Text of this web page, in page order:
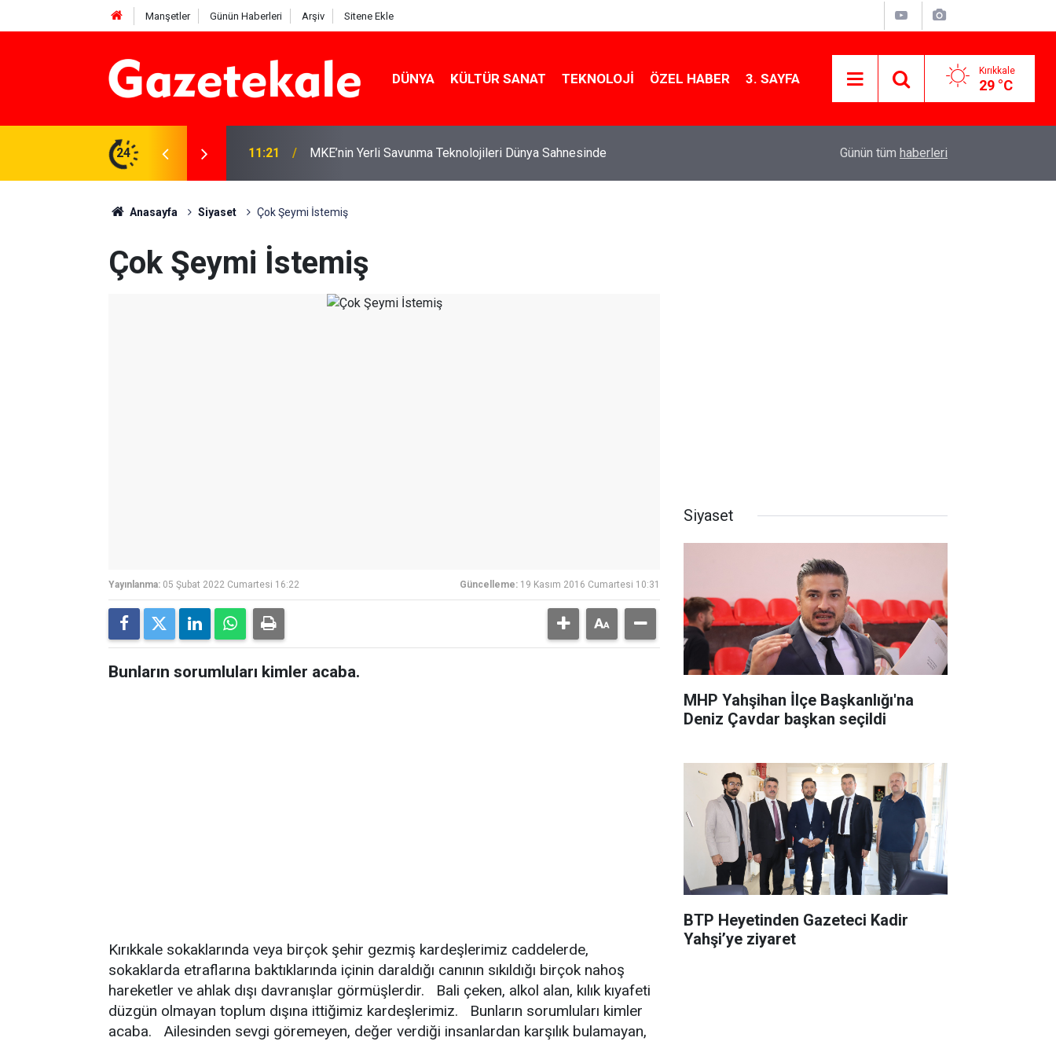
Manşetler Günün Haberleri Arşiv Sitene Ekle
DÜNYA KÜLTÜR SANAT TEKNOLOJI ÖZEL HABER 3. SAYFA Kırıkkale
29 °C
24 11:21 MKE’nin Yerli Savunma Teknolojileri Dünya Sahnesinde Günün tüm haberleri
Anasayfa Siyaset Çok Şeymi İstemiş
Çok Şeymi İstemiş
Yayınlanma: 05 Şubat 2022 Cumartesi 16:22 Güncelleme: 19 Kasım 2016 Cumartesi 10:31
Bunların sorumluları kimler acaba.
Kırıkkale sokaklarında veya birçok şehir gezmiş kardeşlerimiz caddelerde,
sokaklarda etraflarına baktıklarında içinin daraldığı canının sıkıldığı birçok nahoş
hareketler ve ahlak dışı davranışlar görmüşlerdir. Bali çeken, alkol alan, kılık kıyafeti
düzgün olmayan toplum dışına ittiğimiz kardeşlerimiz. Bunların sorumluları kimler
acaba. Ailesinden sevgi göremeyen, değer verdiği insanlardan karşılık bulamayan,
Siyaset
MHP Yahşihan İlçe Başkanlığı'na
Deniz Çavdar başkan seçildi
BTP Heyetinden Gazeteci Kadir
Yahşi’ye ziyaret